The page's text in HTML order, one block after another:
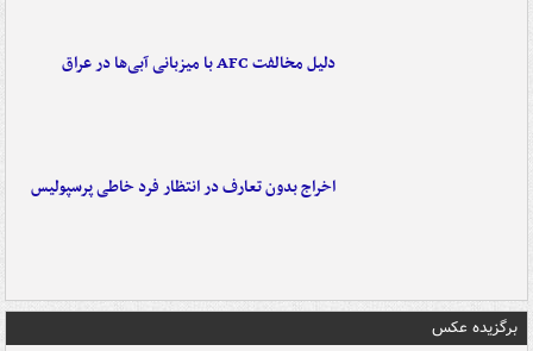
دلیل مخالفت AFC با میزبانی آبی‌ها در عراق
اخراج بدون تعارف در انتظار فرد خاطی پرسپولیس
برگزیده عکس